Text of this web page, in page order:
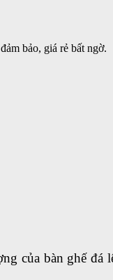
bảo, giá rẻ bất ngờ.
của bàn ghế